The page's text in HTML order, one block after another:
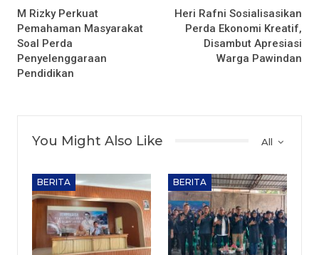
M Rizky Perkuat
Pemahaman Masyarakat
Soal Perda
Penyelenggaraan
Pendidikan
Heri Rafni Sosialisasikan
Perda Ekonomi Kreatif,
Disambut Apresiasi
Warga Pawindan
All
You Might Also Like
BERITA BERITA